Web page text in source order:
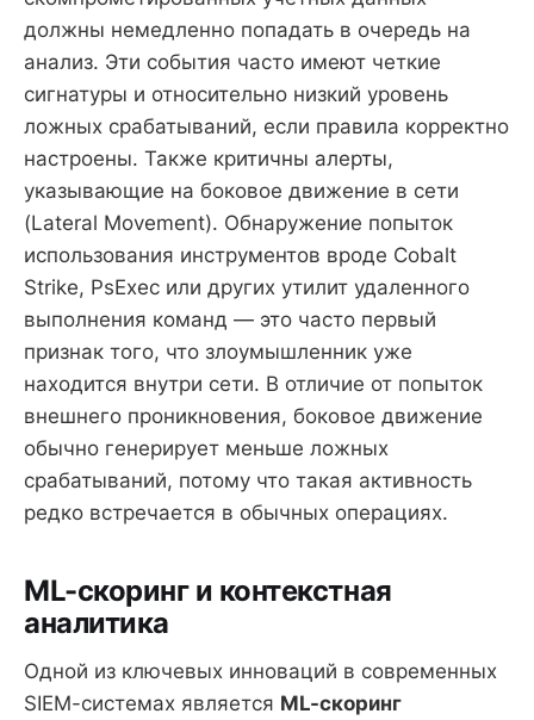
должны немедленно попадать в очередь на
анализ. Эти события часто имеют четкие
сигнатуры и относительно низкий уровень
ложных срабатываний, если правила корректно
настроены. Также критичны алерты,
указывающие на боковое движение в сети
(Lateral Movement). Обнаружение попыток
использования инструментов вроде Cobalt
Strike, PsExec или других утилит удаленного
выполнения команд — это часто первый
признак того, что злоумышленник уже
находится внутри сети. В отличие от попыток
внешнего проникновения, боковое движение
обычно генерирует меньше ложных
срабатываний, потому что такая активность
редко встречается в обычных операциях.
ML-скоринг и контекстная
аналитика
Одной из ключевых инноваций в современных
SIEM-системах является ML-скоринг